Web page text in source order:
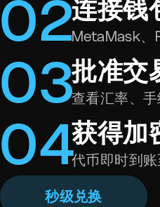
02连接钱
MetaMask、
03批准交
查看汇率、
04获得加
代币即时到
秒级兑换